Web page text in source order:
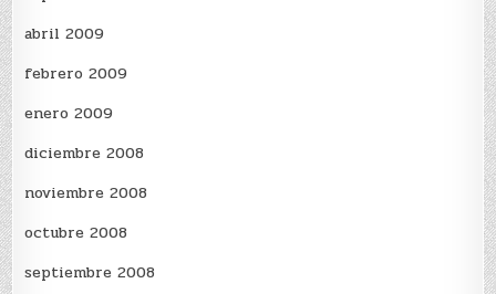
abril 2009
febrero 2009
enero 2009
diciembre 2008
noviembre 2008
octubre 2008
septiembre 2008